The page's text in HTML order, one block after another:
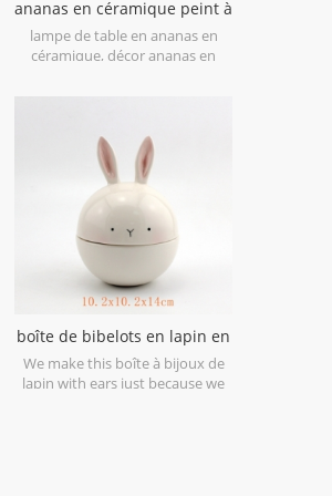
ananas en céramique peint à
la main lampe de table
lampe de table en ananas en
céramique, décor ananas en
en céramique, boîte en ananas en
céramique, boîte en ananas en
céramique, banque en ananas en
céramique, décor ananas en
céramique.
boîte de bibelots en lapin en
céramique blanche
We make this boîte à bijoux de
lapin with ears just because we